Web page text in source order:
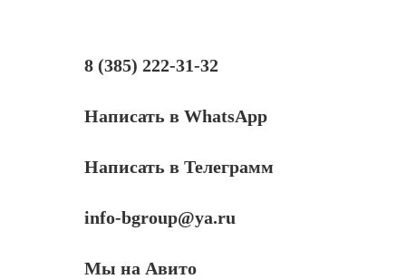
8 (385) 222-31-32
Написать в WhatsApp
Написать в Телеграмм
info-bgroup@ya.ru
Мы на Авито